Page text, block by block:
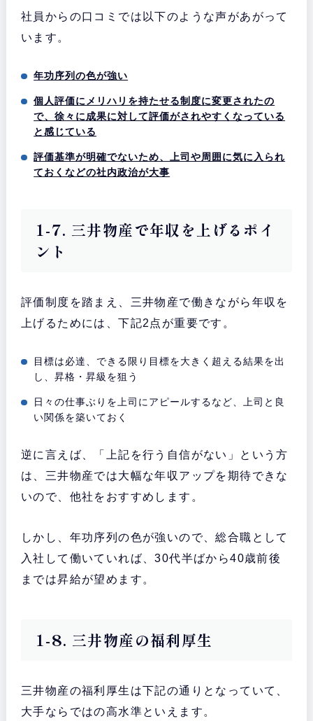
社員からの口コミでは以下のような声があがって
います。
年功序列の色が強い
個人評価にメリハリを持たせる制度に変更されたの
で、徐々に成果に対して評価がされやすくなっている
と感じている
評価基準が明確でないため、上司や周囲に気に入られ
ておくなどの社内政治が大事
1-7. 三井物産で年収を上げるポイ
ント
評価制度を踏まえ、三井物産で働きながら年収を
上げるためには、下記2点が重要です。
目標は必達、できる限り目標を大きく超える結果を出
し、昇格・昇級を狙う
日々の仕事ぶりを上司にアピールするなど、上司と良
い関係を築いておく
逆に言えば、「上記を行う自信がない」という方
は、三井物産では大幅な年収アップを期待できな
いので、他社をおすすめします。
しかし、年功序列の色が強いので、総合職として
入社して働いていれば、30代半ばから40歳前後
までは昇給が望めます。
1-8. 三井物産の福利厚生
三井物産の福利厚生は下記の通りとなっていて、
大手ならではの高水準といえます。